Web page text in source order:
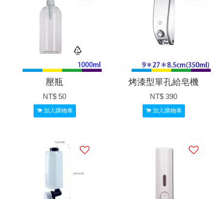
壓瓶
NT$ 50
加入購物車
烤漆型單孔給皂機
NT$ 390
加入購物車